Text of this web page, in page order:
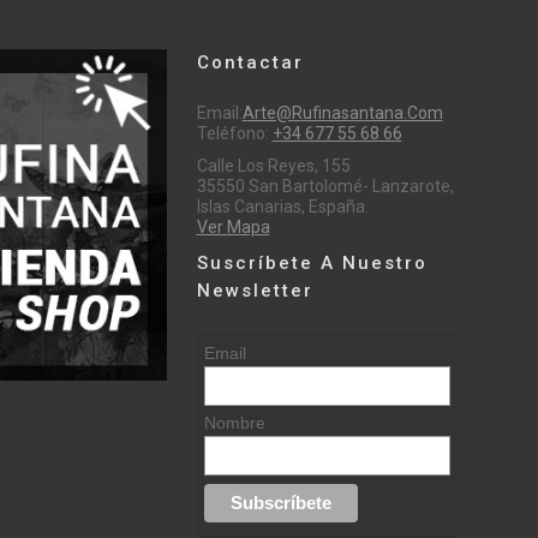
Contactar
Email:Arte@rufinasantana.com
Teléfono: +34 677 55 68 66
Calle Los Reyes, 155
35550 San Bartolomé- Lanzarote,
Islas Canarias, España.
Ver Mapa
Suscríbete A Nuestro
Newsletter
Email
Nombre